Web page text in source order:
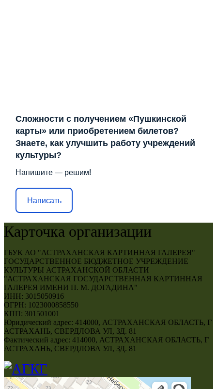
Сложности с получением «Пушкинской
карты» или приобретением билетов?
Знаете, как улучшить работу учреждений
культуры?
Напишите — решим!
Написать
Карточка организации
ГБУК АО "АСТРАХАНСКАЯ КАРТИННАЯ ГАЛЕРЕЯ"
ГОСУДАРСТВЕННОЕ БЮДЖЕТНОЕ УЧРЕЖДЕНИЕ
КУЛЬТУРЫ АСТРАХАНСКОЙ ОБЛАСТИ
"АСТРАХАНСКАЯ ГОСУДАРСТВЕННАЯ КАРТИННАЯ
ГАЛЕРЕЯ ИМЕНИ П. М. ДОГАДИНА"
ИНН: 3015050916
ОГРН: 1023000858550
КПП: 301501001
Юридический адрес: 414000, АСТРАХАНСКАЯ ОБЛАСТЬ, Г
АСТРАХАНЬ, СВЕРДЛОВА УЛ, ЗД. 81
Фактический адрес: 414000, АСТРАХАНСКАЯ ОБЛАСТЬ, Г
АСТРАХАНЬ, СВЕРДЛОВА УЛ, ЗД. 81